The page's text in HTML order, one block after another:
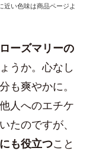
い色味は商品ページよ
ーズマリーの
うか。心なし
も爽やかに。
人へのエチケ
たのですが、
も役立つこと